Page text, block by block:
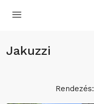
Jakuzzi
Rendezés: